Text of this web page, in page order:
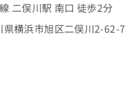
二俣川駅 南口 徒歩2分
横浜市旭区二俣川2-62-7